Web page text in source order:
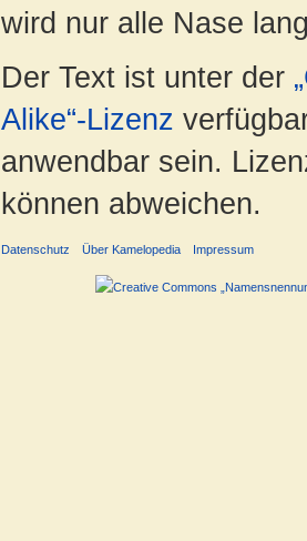
wird nur alle Nase
Der Text ist unter der
Alike“-Lizenz
anwendbar sein.
können abweichen.
Datenschutz Über Kamelopedia Impressum